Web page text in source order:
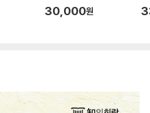
30,000원